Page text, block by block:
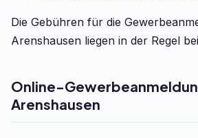
Die Gebühren für die
Arenshausen liegen in der Regel bei
Online-
Arenshausen